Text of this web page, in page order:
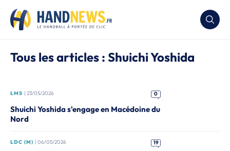
Tous les articles : Shuichi Yoshida
LMS | 23/05/2026 0
Shuichi Yoshida s'engage en Macédoine du
Nord
LDC (M) | 06/05/2026 19